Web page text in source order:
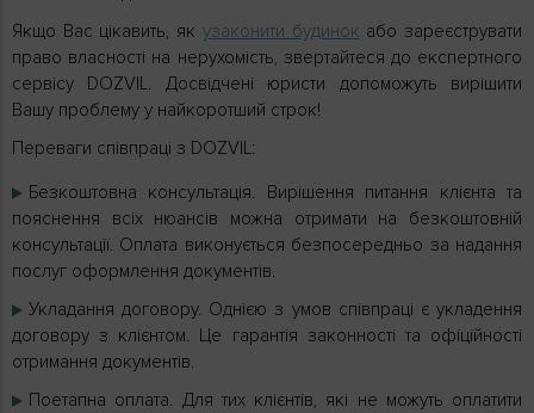
Якщо Вас цікавить, як узаконити будинок або зареєструвати
право власності на нерухомість, звертайтеся до експертного
сервісу DOZVIL. Досвідчені юристи допоможуть вирішити
Вашу проблему у найкоротший строк!
Переваги співпраці з DOZVIL:
Безкоштовна консультація. Вирішення питання клієнта та
пояснення всіх нюансів можна отримати на безкоштовній
консультації. Оплата виконується безпосередньо за надання
послуг оформлення документів.
Укладання договору. Однією з умов співпраці є укладення
договору з клієнтом. Це гарантія законності та офіційності
отримання документів.
Поетапна оплата. Для тих клієнтів, які не можуть оплатити